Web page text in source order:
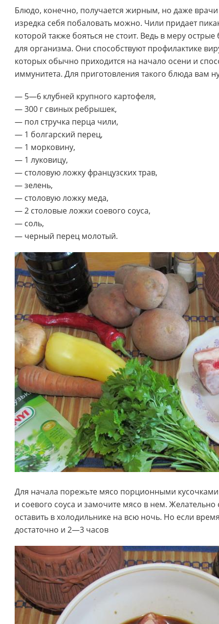
Блюдо, конечно, получается жирным, но даже
изредка себя побаловать можно. Чили придает
которой также бояться не стоит. Ведь в меру
для организма. Они способствуют профилактике
которых обычно приходится на начало осени и
иммунитета. Для приготовления такого блюда вам
— 5—6 клубней крупного картофеля,
— 300 г свиных ребрышек,
— пол стручка перца чили,
— 1 болгарский перец,
— 1 морковину,
— 1 луковицу,
— столовую ложку французских трав,
— зелень,
— столовую ложку меда,
— 2 столовые ложки соевого соуса,
— соль,
— черный перец молотый.
Для начала порежьте мясо порционными
и соевого соуса и замочите мясо в нем. Желательно
оставить в холодильнике на всю ночь. Но если
достаточно и 2—3 часов